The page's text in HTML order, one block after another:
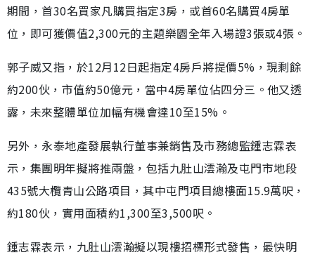
期間，首30名買家凡購買指定3房，或首60名購買4房單
位，即可獲價值2,300元的主題樂園全年入場證3張或4張。
郭子威又指，於12月12日起指定4房戶將提價5%，現剩餘
約200伙，市值約50億元，當中4房單位佔四分三。他又透
露，未來整體單位加幅有機會達10至15%。
另外，永泰地產發展執行董事兼銷售及市務總監鍾志霖表
示，集團明年擬將推兩盤，包括九肚山澐瀚及屯門市地段
435號大欖青山公路項目，其中屯門項目總樓面15.9萬呎，
約180伙，實用面積約1,300至3,500呎。
鍾志霖表示，九肚山澐瀚擬以現樓招標形式發售，最快明